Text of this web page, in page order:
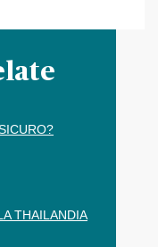
THAILANDIA